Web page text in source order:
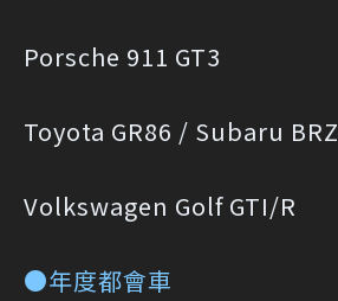
Porsche 911 GT3
Toyota GR86 / Subaru BRZ
Volkswagen Golf GTI/R
●年度都會車